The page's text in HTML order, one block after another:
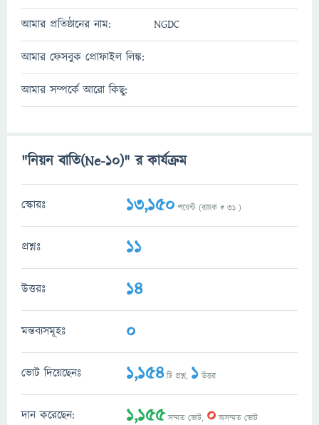
আমার প্রতিষ্ঠানের নাম: NGDC
আমার ফেসবুক প্রোফাইল লিঙ্ক:
আমার সম্পর্কে আরো কিছু:
"নিয়ন বাতি(Ne-10)" র কার্যক্রম
স্কোরঃ 13,150 পয়েন্ট (র‌্যাংক # 31 )
প্রশ্নঃ 11
উত্তরঃ 14
মন্তব্যসমূহঃ 0
ভোট দিয়েছেনঃ 1,154টি প্রশ্ন, 1উত্তর
দান করেছেন: 1,155সম্মত ভোট, 0অসম্মত ভোট